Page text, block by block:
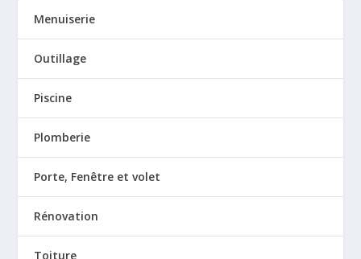
Menuiserie
Outillage
Piscine
Plomberie
Porte, Fenêtre et volet
Rénovation
Toiture